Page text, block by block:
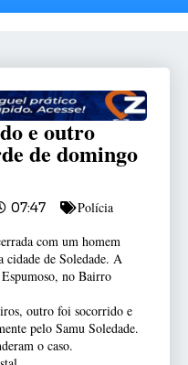
e outro
de domingo
07:47
Polícia
com um homem
cidade de Soledade. A
no Bairro
outro foi socorrido e
pelo Samu Soledade.
o caso.